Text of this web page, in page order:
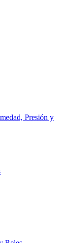
Presión y